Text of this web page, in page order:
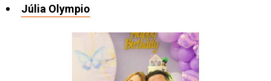
Júlia Olympio